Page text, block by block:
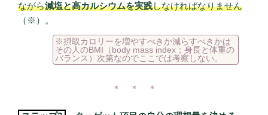
ながら減塩と高カルシウムを実践しなければなりません
（※）。
※摂取カロリーを増やすべきか減らすべきかは
その人のBMI（body mass index；身長と体重の
バランス）次第なのでここでは考察しない。
＊ ＊ ＊